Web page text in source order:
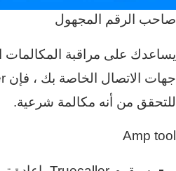
صاحب الرقم المجهول
يساعدك على مراقبة المكالمات
للتحقق من أنه مكالمة شرعية.
Amp tool